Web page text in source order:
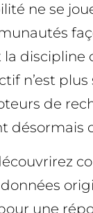
ne se
la
n’est
de
une